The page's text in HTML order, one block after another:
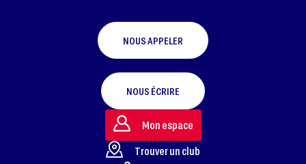
NOUS APPELER
NOUS ÉCRIRE
Mon espace
Trouver un club